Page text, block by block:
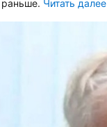
Читать далее